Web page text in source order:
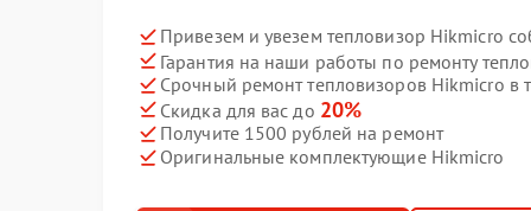
Привезем и увезем тепловизор Hikmicro
Гарантия на наши работы по ремонту
Срочный ремонт тепловизоров Hikmicro в
Скидка для вас до 20%
Получите 1500 рублей на ремонт
Оригинальные комплектующие Hikmicro